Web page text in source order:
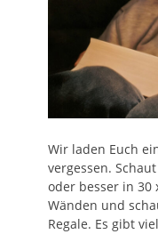
Wir laden Euch
vergessen.
oder besser in 30
Wänden und
Regale. Es gibt